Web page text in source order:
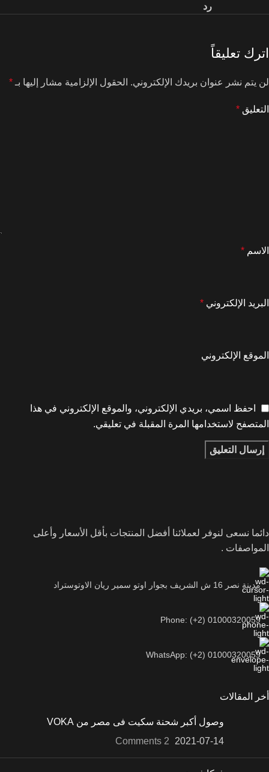
رد
اترك تعليقاً
لن يتم نشر عنوان بريدك الإلكتروني. الحقول الإلزامية مشار إليها بـ *
التعليق *
الاسم *
البريد الإلكتروني *
الموقع الإلكتروني
احفظ اسمي، بريدي الإلكتروني، والموقع الإلكتروني في هذا
المتصفح لاستخدامها المرة المقبلة في تعليقي.
دائما نسعى لنوفر لعملائنا أفضل المنتجات بأقل الأسعار وأعلى
المواصفات .
مدينة نصر 16 ش الشريف بجوار اوتو سمير ريان الاوتوستراد
Phone: (+2) 01000320059
WhatsApp: (+2) 01000320059
أخر المقالات
وصول أكبر شحنة سكيت فى مصر من VOKA
2021-07-14
2 Comments